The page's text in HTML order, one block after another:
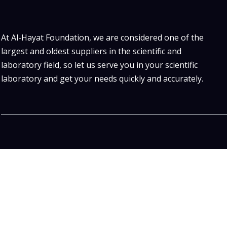
At Al-Hayat Foundation, we are considered one of the
largest and oldest suppliers in the scientific and
laboratory field, so let us serve you in your scientific
laboratory and get your needs quickly and accurately.